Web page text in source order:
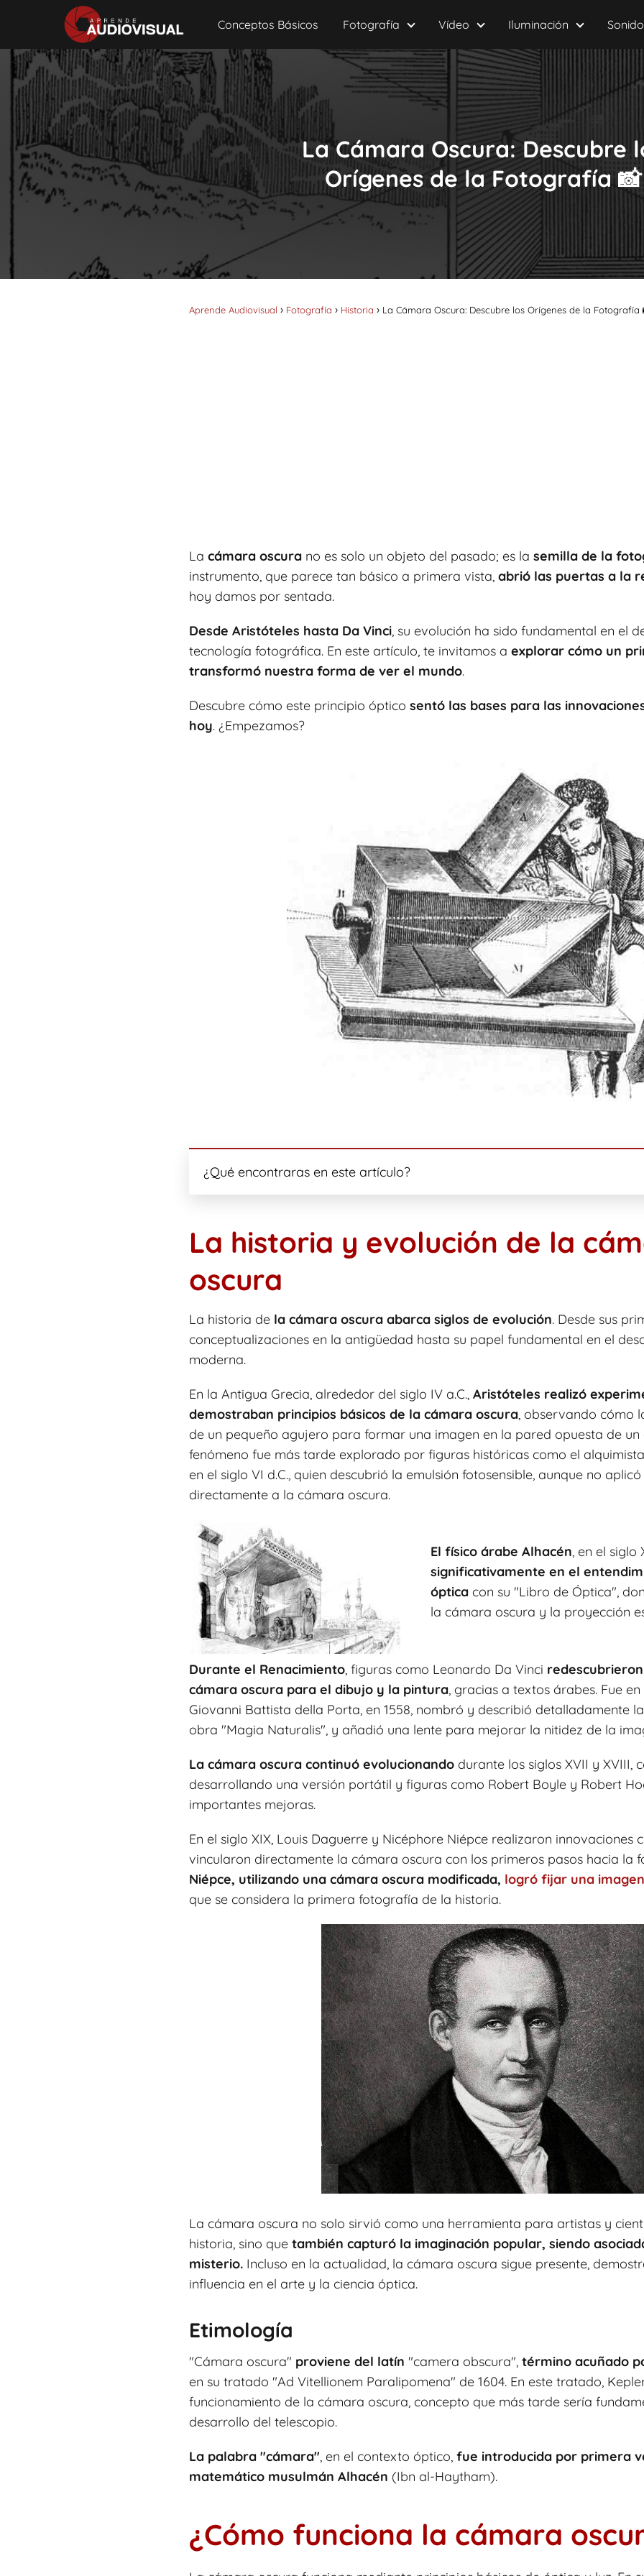
Conceptos Básicos Fotografía Vídeo Iluminación Sonido
La Cámara Oscura: Descubre
Orígenes de la Fotografía 📸
Aprende Audiovisual Fotografía Historia La Cámara Oscura: Descubre los Orígenes de la Fotografía
La cámara oscura no es solo un objeto del pasado; es la semilla de la
instrumento, que parece tan básico a primera vista, abrió las puertas a la
hoy damos por sentada.
Desde Aristóteles hasta Da Vinci, su evolución ha sido fundamental en el
tecnología fotográfica. En este artículo, te invitamos a explorar cómo un
transformó nuestra forma de ver el mundo.
Descubre cómo este principio óptico sentó las bases para las
hoy. ¿Empezamos?
¿Qué encontraras en este artículo?
La historia y evolución de la
oscura
La historia de la cámara oscura abarca siglos de evolución. Desde sus
conceptualizaciones en la antigüedad hasta su papel fundamental en el
moderna.
En la Antigua Grecia, alrededor del siglo IV a.C., Aristóteles realizó
demostraban principios básicos de la cámara oscura, observando cómo
de un pequeño agujero para formar una imagen en la pared opuesta de un
fenómeno fue más tarde explorado por figuras históricas como el
en el siglo VI d.C., quien descubrió la emulsión fotosensible, aunque no
directamente a la cámara oscura.
El físico árabe Alhacén, en el siglo
significativamente en el
óptica con su "Libro de Óptica",
la cámara oscura y la proyección
Durante el Renacimiento, figuras como Leonardo Da Vinci
cámara oscura para el dibujo y la pintura, gracias a textos árabes. Fue
Giovanni Battista della Porta, en 1558, nombró y describió detalladamente
obra "Magia Naturalis", y añadió una lente para mejorar la nitidez de la
La cámara oscura continuó evolucionando durante los siglos XVII y XVIII,
desarrollando una versión portátil y figuras como Robert Boyle y Robert
importantes mejoras.
En el siglo XIX, Louis Daguerre y Nicéphore Niépce realizaron innovaciones
vincularon directamente la cámara oscura con los primeros pasos hacia la
Niépce, utilizando una cámara oscura modificada, logró fijar una imagen
que se considera la primera fotografía de la historia.
La cámara oscura no solo sirvió como una herramienta para artistas y
historia, sino que también capturó la imaginación popular, siendo
misterio. Incluso en la actualidad, la cámara oscura sigue presente,
influencia en el arte y la ciencia óptica​​.
Etimología
"Cámara oscura" proviene del latín "camera obscura", término acuñado
en su tratado "Ad Vitellionem Paralipomena" de 1604. En este tratado,
funcionamiento de la cámara oscura, concepto que más tarde sería
desarrollo del telescopio.
La palabra "cámara", en el contexto óptico, fue introducida por primera
matemático musulmán Alhacén (Ibn al-Haytham)​​.
¿Cómo funciona la cámara